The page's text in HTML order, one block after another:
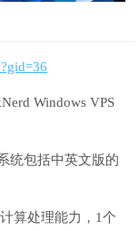
Windows VPS
统包括中英文版的
算处理能力，1个